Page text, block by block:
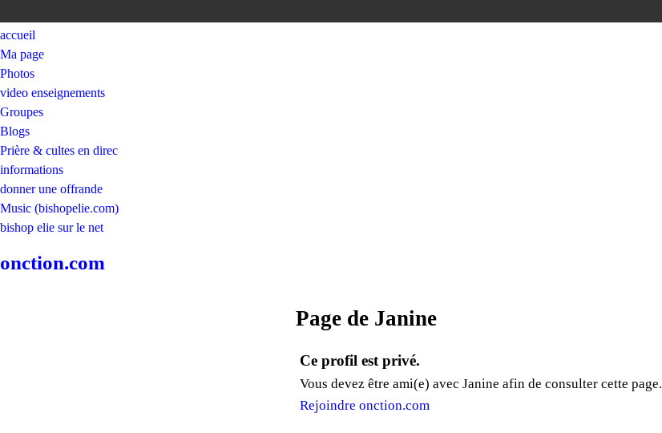
accueil
Ma page
Photos
video enseignements
Groupes
Blogs
Prière & cultes en direc
informations
donner une offrande
Music (bishopelie.com)
bishop elie sur le net
onction.com
Page de Janine
Ce profil est privé.
Vous devez être ami(e) avec Janine afin de consulter cette page.
Rejoindre onction.com